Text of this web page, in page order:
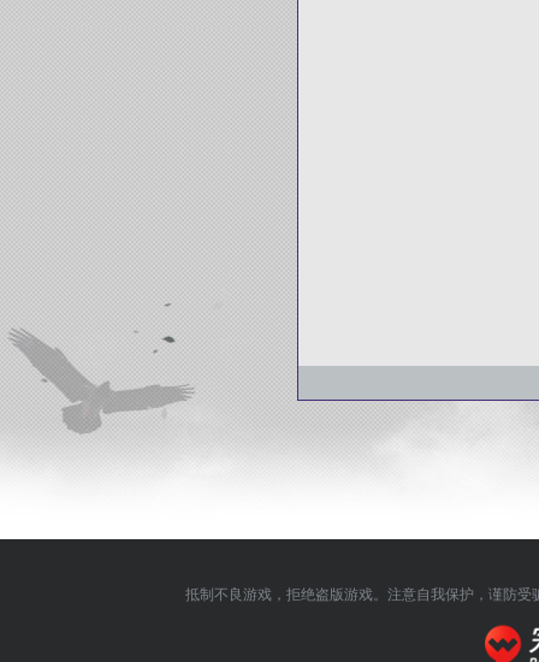
抵制不良游戏，拒绝盗版游戏。注意自我保护，谨防受